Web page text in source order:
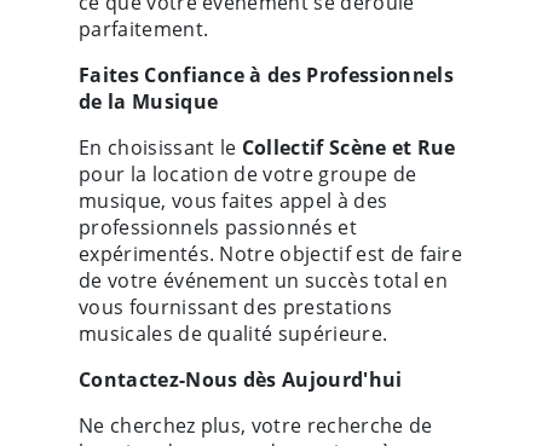
parfaitement.
Faites Confiance à des Professionnels
de la Musique
En choisissant le Collectif Scène et Rue
pour la location de votre groupe de
musique, vous faites appel à des
professionnels passionnés et
expérimentés. Notre objectif est de faire
de votre événement un succès total en
vous fournissant des prestations
musicales de qualité supérieure.
Contactez-Nous dès Aujourd'hui
Ne cherchez plus, votre recherche de